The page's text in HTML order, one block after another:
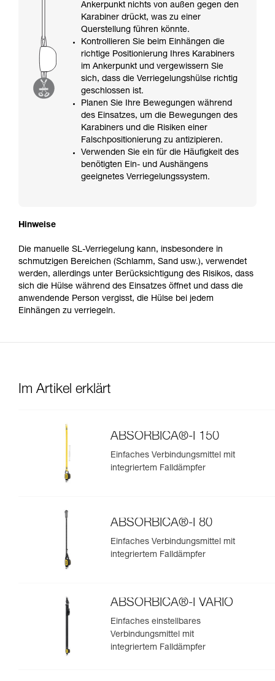
Ankerpunkt nichts von außen gegen den
Karabiner drückt, was zu einer
Querstellung führen könnte.
Kontrollieren Sie beim Einhängen die
richtige Positionierung Ihres Karabiners
im Ankerpunkt und vergewissern Sie
sich, dass die Verriegelungshülse richtig
geschlossen ist.
Planen Sie Ihre Bewegungen während
des Einsatzes, um die Bewegungen des
Karabiners und die Risiken einer
Falschpositionierung zu antizipieren.
Verwenden Sie ein für die Häufigkeit des
benötigten Ein- und Aushängens
geeignetes Verriegelungssystem.
Hinweise
Die manuelle SL-Verriegelung kann, insbesondere in
schmutzigen Bereichen (Schlamm, Sand usw.), verwendet
werden, allerdings unter Berücksichtigung des Risikos, dass
sich die Hülse während des Einsatzes öffnet und dass die
anwendende Person vergisst, die Hülse bei jedem
Einhängen zu verriegeln.
Im Artikel erklärt
ABSORBICA®-I 150
Einfaches Verbindungsmittel mit
integriertem Falldämpfer
ABSORBICA®-I 80
Einfaches Verbindungsmittel mit
integriertem Falldämpfer
ABSORBICA®-I VARIO
Einfaches einstellbares
Verbindungsmittel mit
integriertem Falldämpfer